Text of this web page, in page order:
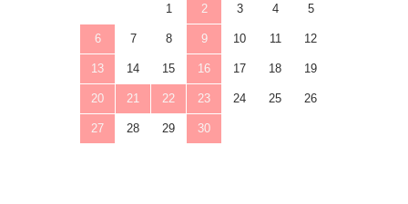
1 2 3 4 5
6 7 8 9 10 11 12
13 14 15 16 17 18 19
20 21 22 23 24 25 26
27 28 29 30